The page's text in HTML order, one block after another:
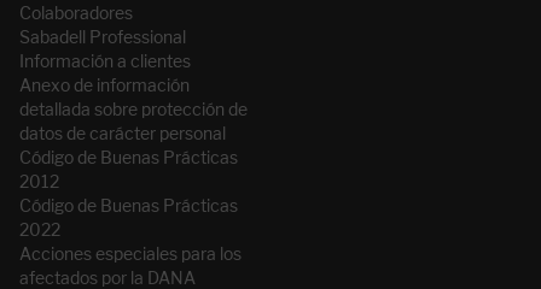
Colaboradores
Sabadell Professional
Información a clientes
Anexo de información
detallada sobre protección de
datos de carácter personal
Código de Buenas Prácticas
2012
Código de Buenas Prácticas
2022
Acciones especiales para los
afectados por la DANA